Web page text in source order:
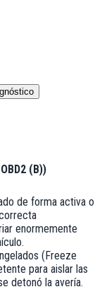
(B))
de forma activa o
enormemente
(Freeze
para aislar las
detonó la avería.